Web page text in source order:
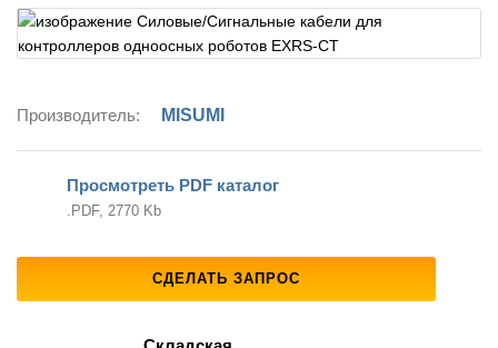
Производитель: MISUMI
Просмотреть PDF каталог
.PDF, 2770 Kb
СДЕЛАТЬ ЗАПРОС